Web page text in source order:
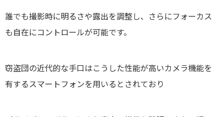
誰でも撮影時に明るさや露出を調整し、さらにフォーカス
も自在にコントロールが可能です。
窃盗団の近代的な手口はこうした性能が高いカメラ機能を
有するスマートフォンを用いるとされており